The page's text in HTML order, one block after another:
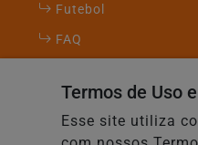
Futebol
FAQ
Termos de Uso
Esse site utiliza